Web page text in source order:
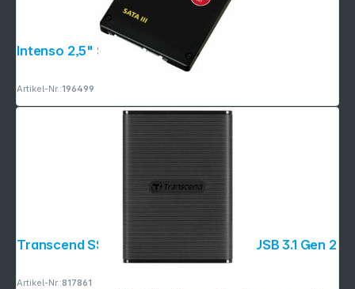
Artikel-Nr.:196499
Transcend SSD ESD270C 2TB USB-C USB 3.1 Gen 2
Artikel-Nr.:817861